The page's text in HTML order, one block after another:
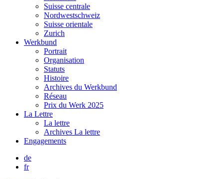
Suisse centrale
Nordwestschweiz
Suisse orientale
Zurich
Werkbund
Portrait
Organisation
Statuts
Histoire
Archives du Werkbund
Réseau
Prix du Werk 2025
La Lettre
La lettre
Archives La lettre
Engagements
de
fr